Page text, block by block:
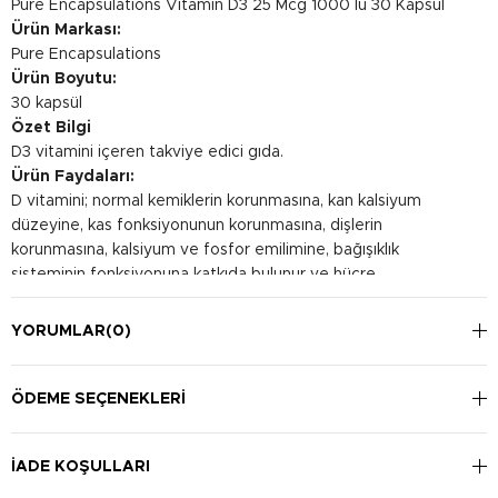
Pure Encapsulations Vitamin D3 25 Mcg 1000 Iu 30 Kapsül
Ürün Markası:
Pure Encapsulations
Ürün Boyutu:
30 kapsül
Özet Bilgi
D3 vitamini içeren takviye edici gıda.
Ürün Faydaları:
D vitamini; normal kemiklerin korunmasına, kan kalsiyum
düzeyine, kas fonksiyonunun korunmasına, dişlerin
korunmasına, kalsiyum ve fosfor emilimine, bağışıklık
sisteminin fonksiyonuna katkıda bulunur ve hücre
bölünmesinde görev alır.
Kullanım Şekli:
YORUMLAR(0)
ÖDEME SEÇENEKLERI
İADE KOŞULLARI